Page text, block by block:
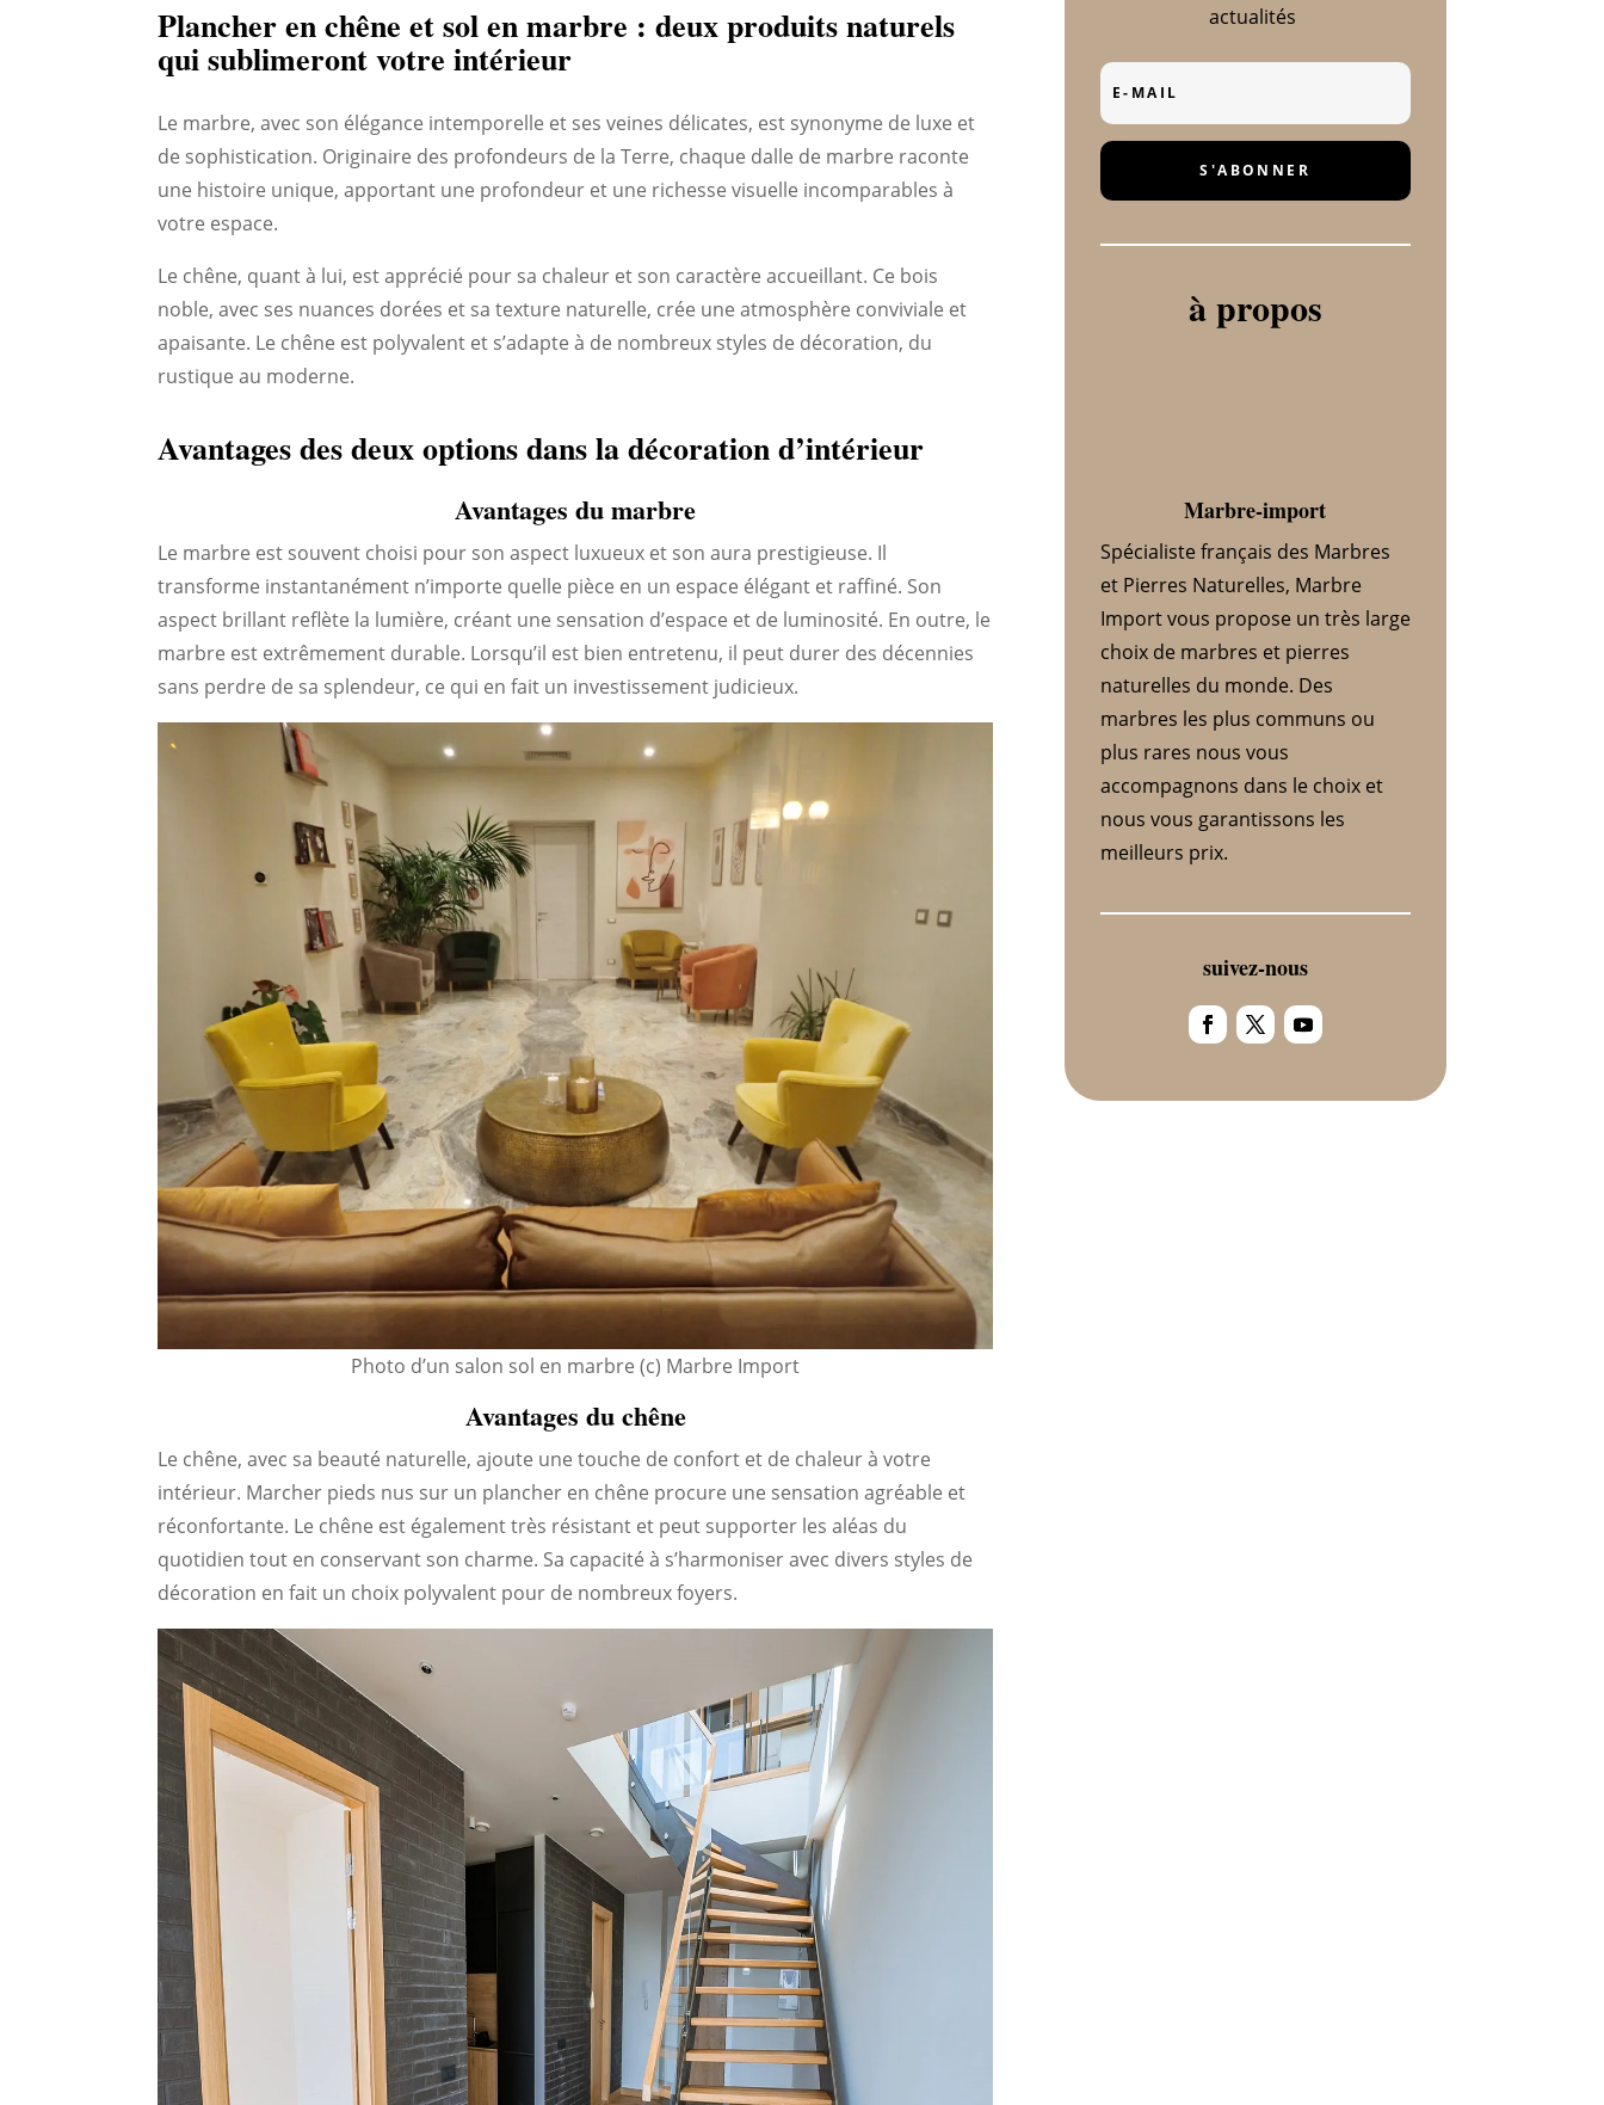
Plancher en chêne et sol en marbre : deux produits naturels
qui sublimeront votre intérieur
Le marbre, avec son élégance intemporelle et ses veines délicates, est synonyme de luxe et
de sophistication. Originaire des profondeurs de la Terre, chaque dalle de marbre raconte
une histoire unique, apportant une profondeur et une richesse visuelle incomparables à
votre espace.
Le chêne, quant à lui, est apprécié pour sa chaleur et son caractère accueillant. Ce bois
noble, avec ses nuances dorées et sa texture naturelle, crée une atmosphère conviviale et
apaisante. Le chêne est polyvalent et s’adapte à de nombreux styles de décoration, du
rustique au moderne.
Avantages des deux options dans la décoration d’intérieur
Avantages du marbre
Le marbre est souvent choisi pour son aspect luxueux et son aura prestigieuse. Il
transforme instantanément n’importe quelle pièce en un espace élégant et raffiné. Son
aspect brillant reflète la lumière, créant une sensation d’espace et de luminosité. En outre, le
marbre est extrêmement durable. Lorsqu’il est bien entretenu, il peut durer des décennies
sans perdre de sa splendeur, ce qui en fait un investissement judicieux.
Photo d’un salon sol en marbre (c) Marbre Import
Avantages du chêne
Le chêne, avec sa beauté naturelle, ajoute une touche de confort et de chaleur à votre
intérieur. Marcher pieds nus sur un plancher en chêne procure une sensation agréable et
réconfortante. Le chêne est également très résistant et peut supporter les aléas du
quotidien tout en conservant son charme. Sa capacité à s’harmoniser avec divers styles de
décoration en fait un choix polyvalent pour de nombreux foyers.
actualités
S'ABONNER
à propos
Marbre-import
Spécialiste français des Marbres
et Pierres Naturelles, Marbre
Import vous propose un très large
choix de marbres et pierres
naturelles du monde. Des
marbres les plus communs ou
plus rares nous vous
accompagnons dans le choix et
nous vous garantissons les
meilleurs prix.
suivez-nous